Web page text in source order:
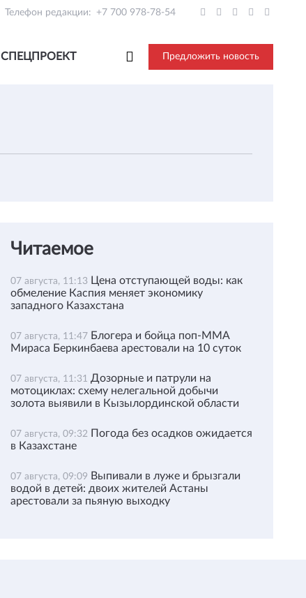
Телефон редакции: +7 700 978-78-54
СПЕЦПРОЕКТ Предложить новость
Читаемое
07 августа, 11:13 Цена отступающей воды: как
обмеление Каспия меняет экономику
западного Казахстана
07 августа, 11:47 Блогера и бойца поп-ММА
Мираса Беркинбаева арестовали на 10 суток
07 августа, 11:31 Дозорные и патрули на
мотоциклах: схему нелегальной добычи
золота выявили в Кызылординской области
07 августа, 09:32 Погода без осадков ожидается
в Казахстане
07 августа, 09:09 Выпивали в луже и брызгали
водой в детей: двоих жителей Астаны
арестовали за пьяную выходку